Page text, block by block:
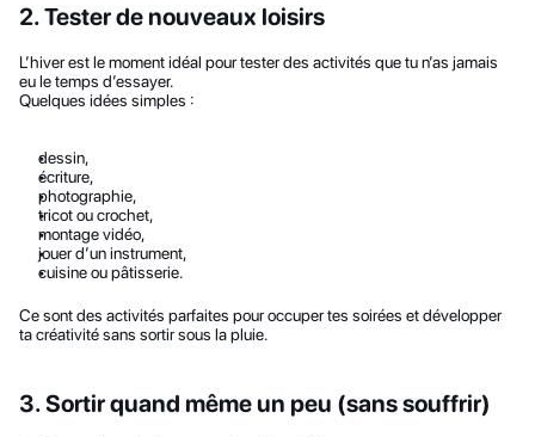
2. Tester de nouveaux loisirs
L’hiver est le moment idéal pour tester des activités que tu n’as jamais
eu le temps d’essayer.
Quelques idées simples :
dessin,
écriture,
photographie,
tricot ou crochet,
montage vidéo,
jouer d’un instrument,
cuisine ou pâtisserie.
Ce sont des activités parfaites pour occuper tes soirées et développer
ta créativité sans sortir sous la pluie.
3. Sortir quand même un peu (sans souffrir)